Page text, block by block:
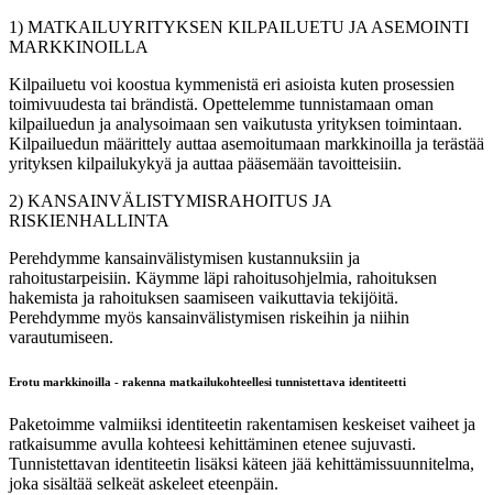
1) MATKAILUYRITYKSEN KILPAILUETU JA ASEMOINTI
MARKKINOILLA
Kilpailuetu voi koostua kymmenistä eri asioista kuten prosessien
toimivuudesta tai brändistä. Opettelemme tunnistamaan oman
kilpailuedun ja analysoimaan sen vaikutusta yrityksen toimintaan.
Kilpailuedun määrittely auttaa asemoitumaan markkinoilla ja terästää
yrityksen kilpailukykyä ja auttaa pääsemään tavoitteisiin.
2) KANSAINVÄLISTYMISRAHOITUS JA
RISKIENHALLINTA
Perehdymme kansainvälistymisen kustannuksiin ja
rahoitustarpeisiin. Käymme läpi rahoitusohjelmia, rahoituksen
hakemista ja rahoituksen saamiseen vaikuttavia tekijöitä.
Perehdymme myös kansainvälistymisen riskeihin ja niihin
varautumiseen.
Erotu markkinoilla - rakenna matkailukohteellesi tunnistettava identiteetti
Paketoimme valmiiksi identiteetin rakentamisen keskeiset vaiheet ja
ratkaisumme avulla kohteesi kehittäminen etenee sujuvasti.
Tunnistettavan identiteetin lisäksi käteen jää kehittämissuunnitelma,
joka sisältää selkeät askeleet eteenpäin.